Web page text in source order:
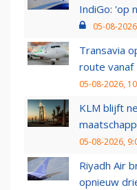
IndiGo: 'op
05-08-
Transavia
route
05-08-2026,
KLM blijft
05-08-2026,
Riyadh Air
opnieuw